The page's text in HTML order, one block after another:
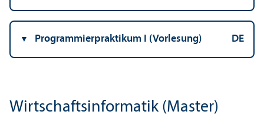
Programmier­praktikum I (Vorlesung) DE
Wirtschafts­informatik (Master)